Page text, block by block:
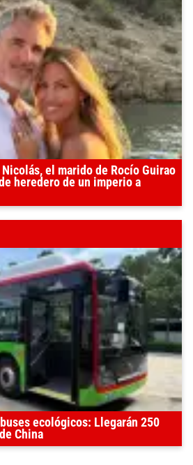
el marido de Rocío Guirao
heredero de un imperio a
ecológicos: Llegarán 250
China